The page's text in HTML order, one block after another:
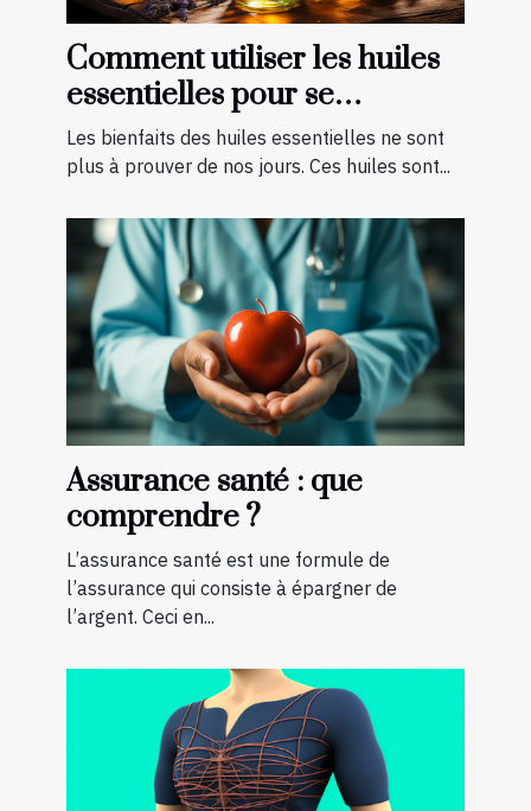
Comment utiliser les huiles
essentielles pour se
soigner ?
Les bienfaits des huiles essentielles ne sont
plus à prouver de nos jours. Ces huiles sont...
Assurance santé : que
comprendre ?
L’assurance santé est une formule de
l’assurance qui consiste à épargner de
l’argent. Ceci en...